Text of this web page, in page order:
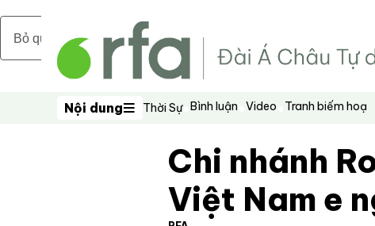
Bỏ qua nội dung chính
Nội dung
Nội dung Thời Sự Bình luận Video Tranh biếm hoạ
Chi nhánh
Việt Nam e